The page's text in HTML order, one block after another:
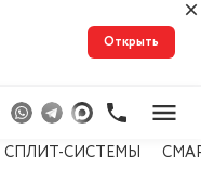
Открыть
СПЛИТ-СИСТЕМЫ